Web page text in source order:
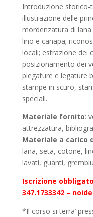
Introduzione storico-
illustrazione delle
mordenzatura di
lino e canapa;
locali; estrazione dei
posizionamento dei
piegature e legature
stampe in scuro,
speciali.
Materiale fornito:
attrezzatura,
Materiale a carico
lana, seta, cotone,
lavati, guanti,
Iscrizione
347.1733342 –
*Il corso si terra’